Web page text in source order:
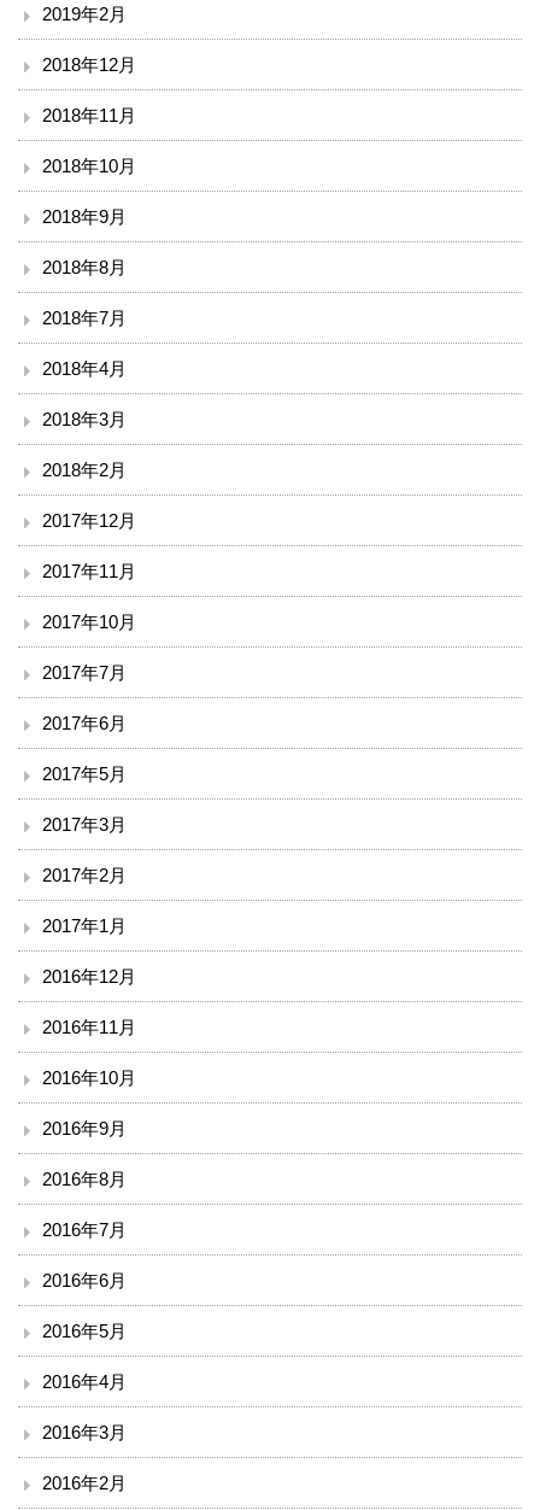
2019年2月
2018年12月
2018年11月
2018年10月
2018年9月
2018年8月
2018年7月
2018年4月
2018年3月
2018年2月
2017年12月
2017年11月
2017年10月
2017年7月
2017年6月
2017年5月
2017年3月
2017年2月
2017年1月
2016年12月
2016年11月
2016年10月
2016年9月
2016年8月
2016年7月
2016年6月
2016年5月
2016年4月
2016年3月
2016年2月